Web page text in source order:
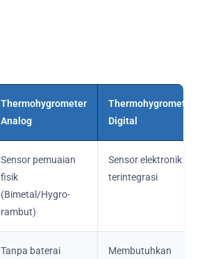
Thermohygrometer
Analog
Thermohygrometer
Digital
Sensor pemuaian
fisik
(Bimetal/Hygro-
rambut)
Sensor elektronik
terintegrasi
Tanpa baterai
Membutuhkan